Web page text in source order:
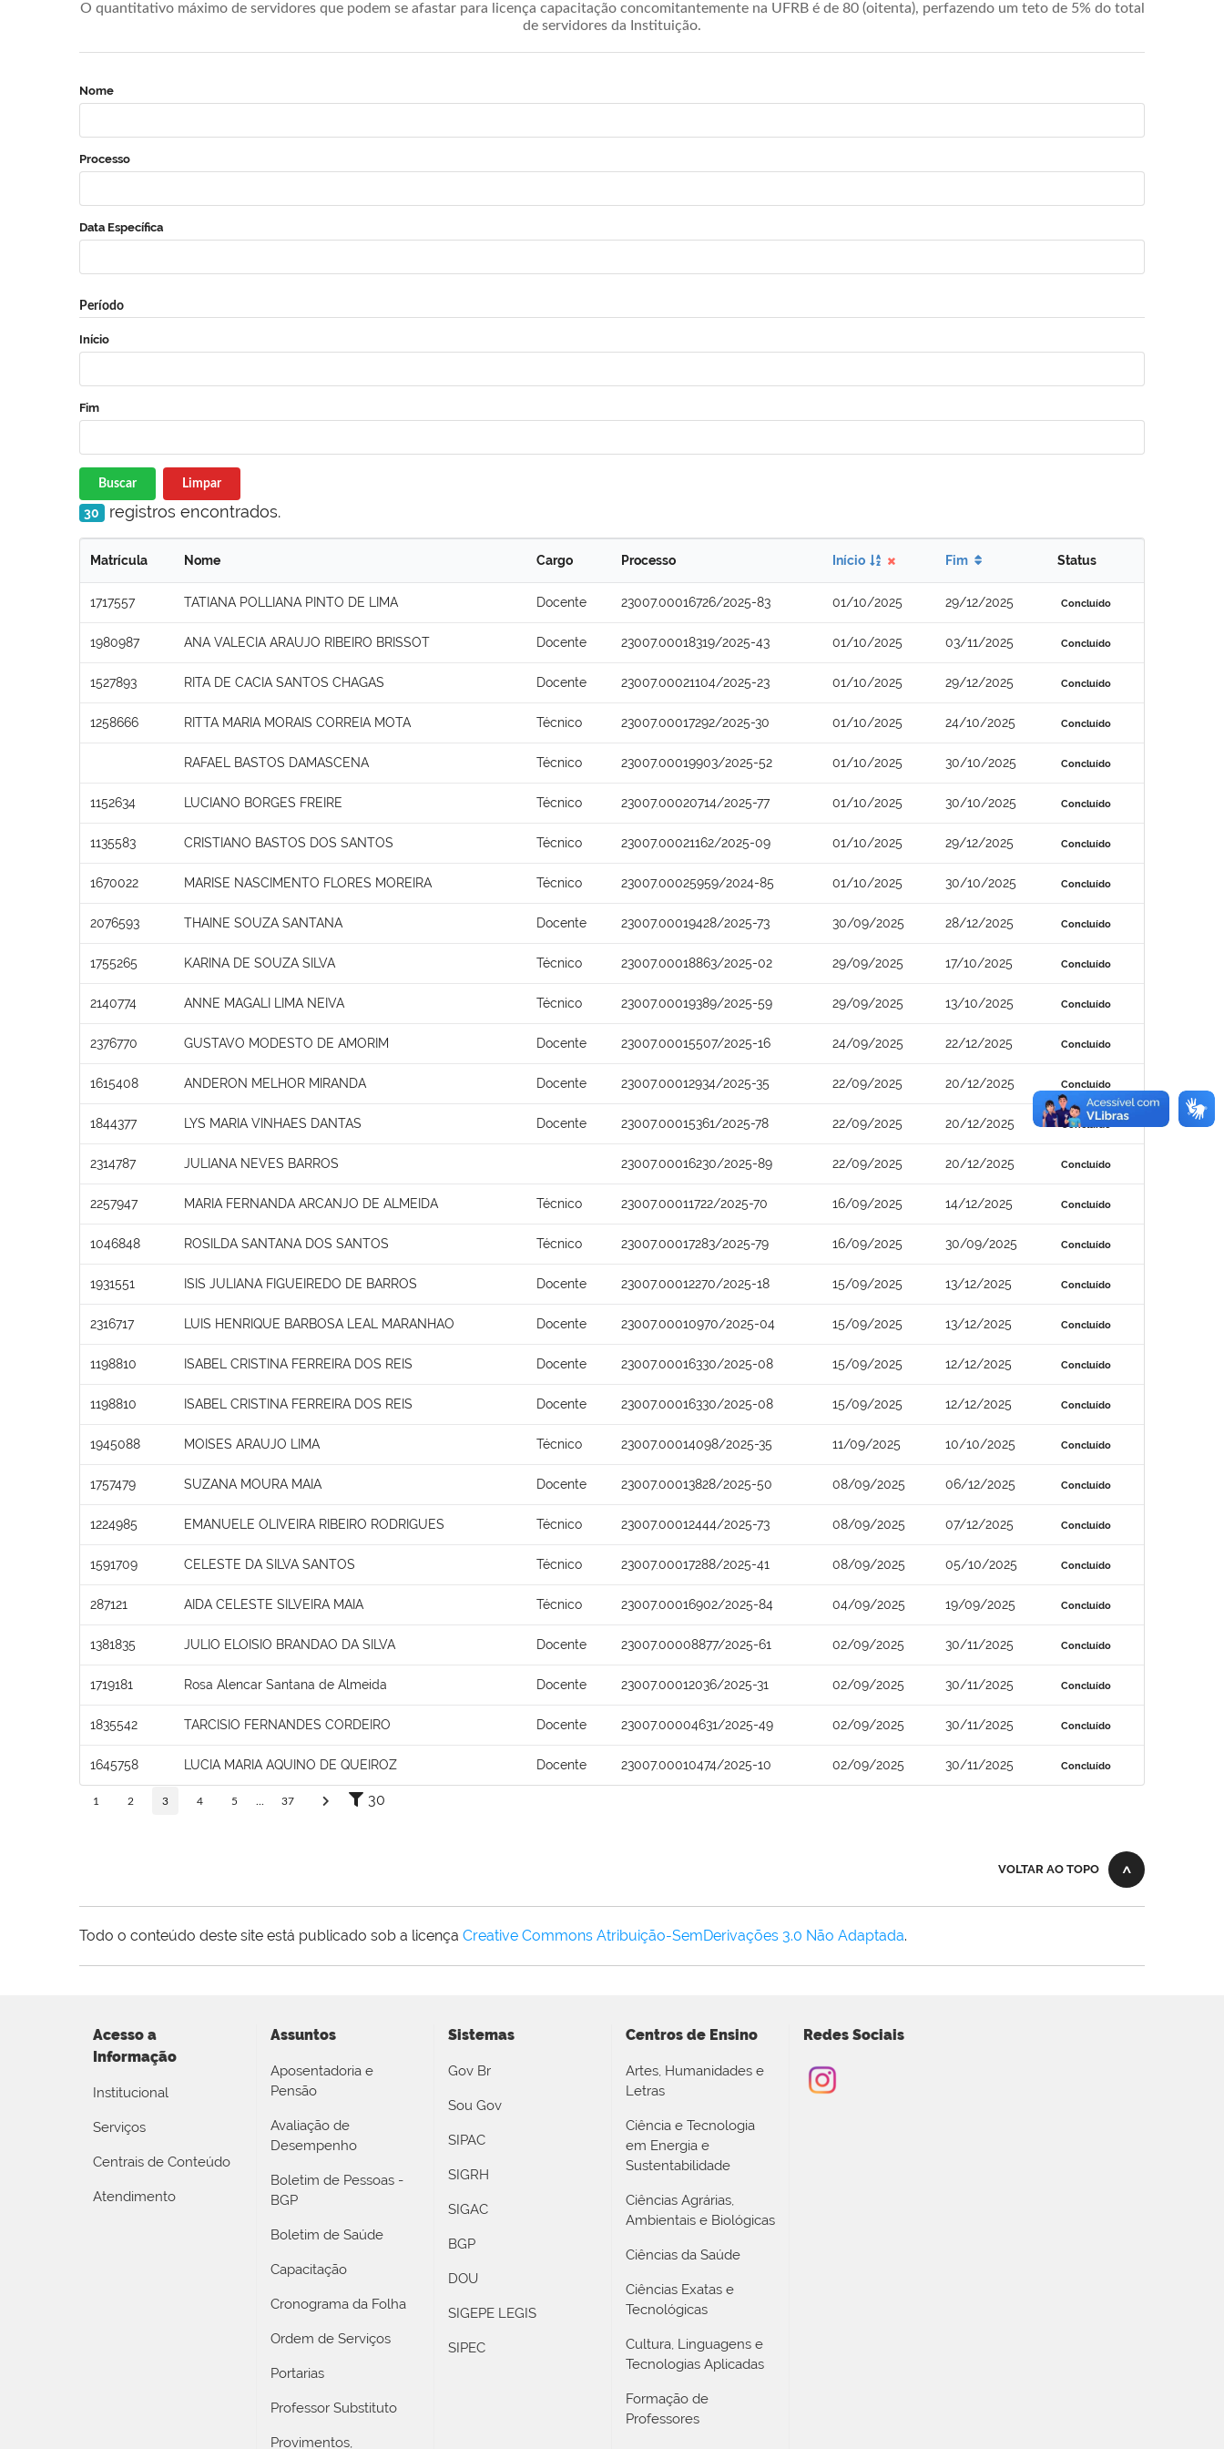
O quantitativo máximo de servidores que podem se afastar para licença capacitação concomitantemente na UFRB é de 80 (oitenta), perfazendo um teto de 5% do total
de servidores da Instituição.
Nome
Processo
Data Específica
Período
Início
Fim
Buscar Limpar
30 registros encontrados.
Matrícula Nome Cargo Processo Início Fim Status
1717557 TATIANA POLLIANA PINTO DE LIMA Docente 23007.00016726/2025-83 01/10/2025 29/12/2025 Concluído
1980987 ANA VALECIA ARAUJO RIBEIRO BRISSOT Docente 23007.00018319/2025-43 01/10/2025 03/11/2025 Concluído
1527893 RITA DE CACIA SANTOS CHAGAS Docente 23007.00021104/2025-23 01/10/2025 29/12/2025 Concluído
1258666 RITTA MARIA MORAIS CORREIA MOTA Técnico 23007.00017292/2025-30 01/10/2025 24/10/2025 Concluído
RAFAEL BASTOS DAMASCENA Técnico 23007.00019903/2025-52 01/10/2025 30/10/2025 Concluído
1152634 LUCIANO BORGES FREIRE Técnico 23007.00020714/2025-77 01/10/2025 30/10/2025 Concluído
1135583 CRISTIANO BASTOS DOS SANTOS Técnico 23007.00021162/2025-09 01/10/2025 29/12/2025 Concluído
1670022 MARISE NASCIMENTO FLORES MOREIRA Técnico 23007.00025959/2024-85 01/10/2025 30/10/2025 Concluído
2076593 THAINE SOUZA SANTANA Docente 23007.00019428/2025-73 30/09/2025 28/12/2025 Concluído
1755265 KARINA DE SOUZA SILVA Técnico 23007.00018863/2025-02 29/09/2025 17/10/2025 Concluído
2140774 ANNE MAGALI LIMA NEIVA Técnico 23007.00019389/2025-59 29/09/2025 13/10/2025 Concluído
2376770 GUSTAVO MODESTO DE AMORIM Docente 23007.00015507/2025-16 24/09/2025 22/12/2025 Concluído
1615408 ANDERON MELHOR MIRANDA Docente 23007.00012934/2025-35 22/09/2025 20/12/2025 Concluído
1844377 LYS MARIA VINHAES DANTAS Docente 23007.00015361/2025-78 22/09/2025 20/12/2025 Concluído
2314787 JULIANA NEVES BARROS 23007.00016230/2025-89 22/09/2025 20/12/2025 Concluído
2257947 MARIA FERNANDA ARCANJO DE ALMEIDA Técnico 23007.00011722/2025-70 16/09/2025 14/12/2025 Concluído
1046848 ROSILDA SANTANA DOS SANTOS Técnico 23007.00017283/2025-79 16/09/2025 30/09/2025 Concluído
1931551 ISIS JULIANA FIGUEIREDO DE BARROS Docente 23007.00012270/2025-18 15/09/2025 13/12/2025 Concluído
2316717 LUIS HENRIQUE BARBOSA LEAL MARANHAO Docente 23007.00010970/2025-04 15/09/2025 13/12/2025 Concluído
1198810 ISABEL CRISTINA FERREIRA DOS REIS Docente 23007.00016330/2025-08 15/09/2025 12/12/2025 Concluído
1198810 ISABEL CRISTINA FERREIRA DOS REIS Docente 23007.00016330/2025-08 15/09/2025 12/12/2025 Concluído
1945088 MOISES ARAUJO LIMA Técnico 23007.00014098/2025-35 11/09/2025 10/10/2025 Concluído
1757479 SUZANA MOURA MAIA Docente 23007.00013828/2025-50 08/09/2025 06/12/2025 Concluído
1224985 EMANUELE OLIVEIRA RIBEIRO RODRIGUES Técnico 23007.00012444/2025-73 08/09/2025 07/12/2025 Concluído
1591709 CELESTE DA SILVA SANTOS Técnico 23007.00017288/2025-41 08/09/2025 05/10/2025 Concluído
287121 AIDA CELESTE SILVEIRA MAIA Técnico 23007.00016902/2025-84 04/09/2025 19/09/2025 Concluído
1381835 JULIO ELOISIO BRANDAO DA SILVA Docente 23007.00008877/2025-61 02/09/2025 30/11/2025 Concluído
1719181 Rosa Alencar Santana de Almeida Docente 23007.00012036/2025-31 02/09/2025 30/11/2025 Concluído
1835542 TARCISIO FERNANDES CORDEIRO Docente 23007.00004631/2025-49 02/09/2025 30/11/2025 Concluído
1645758 LUCIA MARIA AQUINO DE QUEIROZ Docente 23007.00010474/2025-10 02/09/2025 30/11/2025 Concluído
1 2 3 4 5 37 30
VOLTAR AO TOPO
Todo o conteúdo deste site está publicado sob a licença Creative Commons Atribuição-SemDerivações 3.0 Não Adaptada.
Acesso a
Informação
Institucional
Serviços
Centrais de Conteúdo
Atendimento
Assuntos
Aposentadoria e
Pensão
Avaliação de
Desempenho
Boletim de Pessoas -
BGP
Boletim de Saúde
Capacitação
Cronograma da Folha
Ordem de Serviços
Portarias
Professor Substituto
Provimentos,
Sistemas
Gov Br
Sou Gov
SIPAC
SIGRH
SIGAC
BGP
DOU
SIGEPE LEGIS
SIPEC
Centros de Ensino
Artes, Humanidades e
Letras
Ciência e Tecnologia
em Energia e
Sustentabilidade
Ciências Agrárias,
Ambientais e Biológicas
Ciências da Saúde
Ciências Exatas e
Tecnológicas
Cultura, Linguagens e
Tecnologias Aplicadas
Formação de
Professores
Redes Sociais